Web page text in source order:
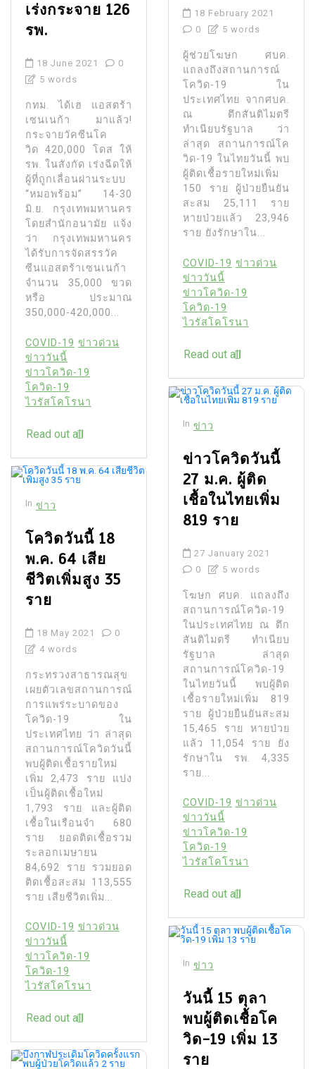
เร่งกระจาย 126
รพ.
18 June 2021
0
5 words
กทม. ได้เฮ แอสตร้า
เซนเนก้า มาแล้ว!
กระจายวัคซีนโค
วิด 420,000 โดส ให้
รพ. ในสังกัด เร่งฉีดให้
ผู้ที่ถูกเลื่อนผ่านระบบ
“หมอพร้อม” 14-30
มิ.ย. กรุงเทพมหานคร
โดยสำนักอนามัย แจ้ง
ว่า กรุงเทพมหานคร
ได้รับการจัดสรรวัค
ซีนแอสตร้าเซนเนก้า
จำนวน 35,000 ขวด
หรือ ประมาณ
350,000-420,000...
COVID-19 ข่าวด่วน
ข่าววันนี้
ข่าวโควิด-19
โควิด-19
ไวรัสโคโรนา
Read out all
In ข่าว
โควิดวันนี้ 18
พ.ค. 64 เสีย
ชีวิตเพิ่มสูง 35
ราย
18 May 2021
0
4 words
กระทรวงสาธารณสุข
เผยตัวเลขสถานการณ์
การแพร่ระบาดของ
โควิด-19 ใน
ประเทศไทย ว่า ล่าสุด
สถานการณ์โควิดวันนี้
พบผู้ติดเชื้อรายใหม่
เพิ่ม 2,473 ราย แบ่ง
เป็นผู้ติดเชื้อใหม่
1,793 ราย และผู้ติด
เชื้อในเรือนจำ 680
ราย ยอดติดเชื้อรวม
ระลอกเมษายน
84,692 ราย รวมยอด
ติดเชื้อสะสม 113,555
ราย เสียชีวิตเพิ่ม...
COVID-19 ข่าวด่วน
ข่าววันนี้
ข่าวโควิด-19
โควิด-19
ไวรัสโคโรนา
Read out all
18 February 2021
0
5 words
ผู้ช่วยโฆษก ศบค.
แถลงถึงสถานการณ์
โควิด-19 ใน
ประเทศไทย จากศบค.
ณ ตึกสันติไมตรี
ทำเนียบรัฐบาล ว่า
ล่าสุด สถานการณ์โค
วิด-19 ในไทยวันนี้ พบ
ผู้ติดเชื้อรายใหม่เพิ่ม
150 ราย ผู้ป่วยยืนยัน
สะสม 25,111 ราย
หายป่วยแล้ว 23,946
ราย ยังรักษาใน...
COVID-19 ข่าวด่วน
ข่าววันนี้
ข่าวโควิด-19
โควิด-19
ไวรัสโคโรนา
Read out all
In ข่าว
ข่าวโควิดวันนี้
27 ม.ค. ผู้ติด
เชื้อในไทยเพิ่ม
819 ราย
27 January 2021
0
5 words
โฆษก ศบค. แถลงถึง
สถานการณ์โควิด-19
ในประเทศไทย ณ ตึก
สันติไมตรี ทำเนียบ
รัฐบาล ล่าสุด
สถานการณ์โควิด-19
ในไทยวันนี้ พบผู้ติด
เชื้อรายใหม่เพิ่ม 819
ราย ผู้ป่วยยืนยันสะสม
15,465 ราย หายป่วย
แล้ว 11,054 ราย ยัง
รักษาใน รพ. 4,335
ราย...
COVID-19 ข่าวด่วน
ข่าววันนี้
ข่าวโควิด-19
โควิด-19
ไวรัสโคโรนา
Read out all
In ข่าว
วันนี้ 15 ตุลา
พบผู้ติดเชื้อโค
วิด-19 เพิ่ม 13
ราย